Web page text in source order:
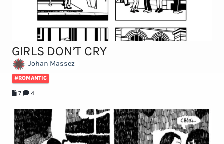
GIRLS DON’T CRY
Johan Massez
#ROMANTIC
7 4